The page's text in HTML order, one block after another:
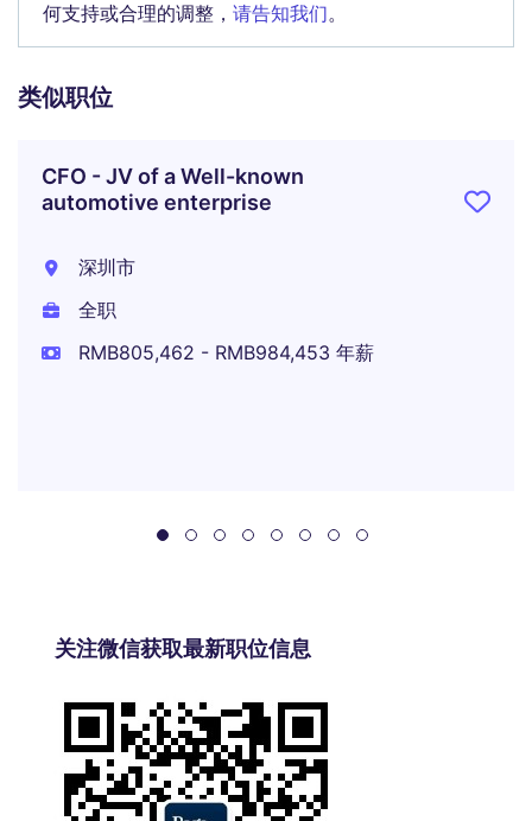
何支持或合理的调整， 请告知我们。
类似职位
CFO - JV of a Well-known
automotive enterprise
深圳市
全职
RMB805,462 - RMB984,453 年薪
关注微信获取最新职位信息